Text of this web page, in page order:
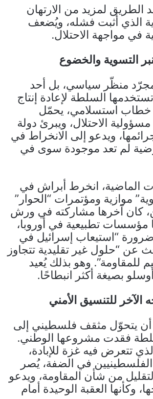
الطريق لمزيد من الارتهان
الذي أثبت فشله، ويُضعف
في مواجهة الاحتلال.
التسوية والخضوع
منظّر سياسي، بل أحد
السلطة لإعادة إنتاج
خطاب استسلامي، يحمّل
الاحتلال، ويبرئ دولة
ويدعو إلى الانخراط في
لم تعد موجودة سوى في
الماضية، انخرط أبراش في
موازية ومؤتمرات “الحوار”
كان آخرها مشاركته في ورش
مؤسسات تطبيعية في أوروبا،
ضرورة “استيعاب إسرائيل في
عن “حلول غير تقليدية تتجاوز
للمقاومة”. وهو بذلك يُعيد
بصيغة أكثر انبطاحًا.
الآخر للتنسيق الأمني
يتحوّل مثقف فلسطيني إلى
فقدت مشروعها الوطني.
تتعرض فيه غزة للإبادة،
في الضفة، يُصر
من شأن المقاومة، ويدعو
وكأنها العقبة الوحيدة أمام